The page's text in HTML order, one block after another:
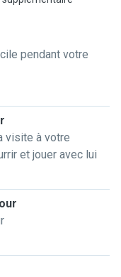
pendant votre
visite à votre
et jouer avec lui